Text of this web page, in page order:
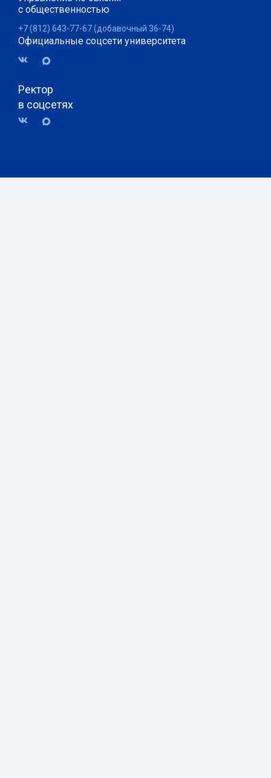
с общественностью
+7 (812) 643-77-67 (добавочный 36-74)
Официальные соцсети университета
Ректор
в соцсетях